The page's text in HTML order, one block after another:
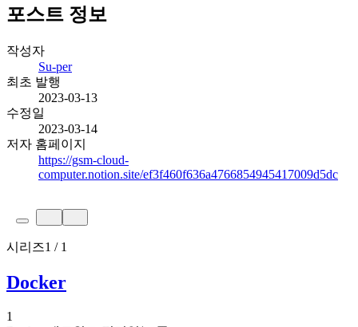
포스트 정보
작성자
Su-per
최초 발행
2023-03-13
수정일
2023-03-14
저자 홈페이지
https://gsm-cloud-
computer.notion.site/ef3f460f636a4766854945417009d5dc
시리즈1 / 1
Docker
1